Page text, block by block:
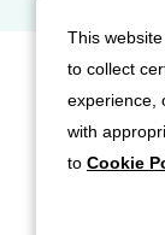
個人情報保護
This
to collect
experience,
with
to Cookie